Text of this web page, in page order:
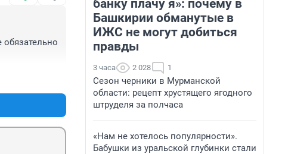
банку плачу я»: почему в
Башкирии обманутые в
ИЖС не могут добиться
правды
3 часа 2 028 1
Сезон черники в Мурманской
области: рецепт хрустящего ягодного
штруделя за полчаса
«Нам не хотелось популярности».
Бабушки из уральской глубинки стали